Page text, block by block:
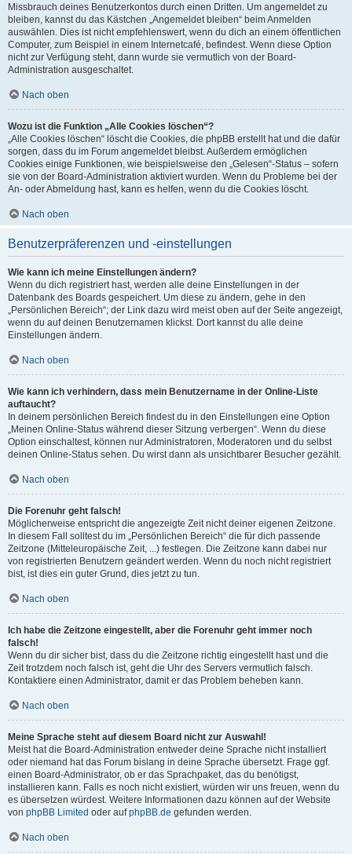
Missbrauch deines Benutzerkontos durch einen Dritten. Um angemeldet zu
bleiben, kannst du das Kästchen „Angemeldet bleiben“ beim Anmelden
auswählen. Dies ist nicht empfehlenswert, wenn du dich an einem öffentlichen
Computer, zum Beispiel in einem Internetcafé, befindest. Wenn diese Option
nicht zur Verfügung steht, dann wurde sie vermutlich von der Board-
Administration ausgeschaltet.
Nach oben
Wozu ist die Funktion „Alle Cookies löschen“?
„Alle Cookies löschen“ löscht die Cookies, die phpBB erstellt hat und die dafür
sorgen, dass du im Forum angemeldet bleibst. Außerdem ermöglichen
Cookies einige Funktionen, wie beispielsweise den „Gelesen“-Status – sofern
sie von der Board-Administration aktiviert wurden. Wenn du Probleme bei der
An- oder Abmeldung hast, kann es helfen, wenn du die Cookies löscht.
Nach oben
Benutzerpräferenzen und -einstellungen
Wie kann ich meine Einstellungen ändern?
Wenn du dich registriert hast, werden alle deine Einstellungen in der
Datenbank des Boards gespeichert. Um diese zu ändern, gehe in den
„Persönlichen Bereich“; der Link dazu wird meist oben auf der Seite angezeigt,
wenn du auf deinen Benutzernamen klickst. Dort kannst du alle deine
Einstellungen ändern.
Nach oben
Wie kann ich verhindern, dass mein Benutzername in der Online-Liste
auftaucht?
In deinem persönlichen Bereich findest du in den Einstellungen eine Option
„Meinen Online-Status während dieser Sitzung verbergen“. Wenn du diese
Option einschaltest, können nur Administratoren, Moderatoren und du selbst
deinen Online-Status sehen. Du wirst dann als unsichtbarer Besucher gezählt.
Nach oben
Die Forenuhr geht falsch!
Möglicherweise entspricht die angezeigte Zeit nicht deiner eigenen Zeitzone.
In diesem Fall solltest du im „Persönlichen Bereich“ die für dich passende
Zeitzone (Mitteleuropäische Zeit, ...) festlegen. Die Zeitzone kann dabei nur
von registrierten Benutzern geändert werden. Wenn du noch nicht registriert
bist, ist dies ein guter Grund, dies jetzt zu tun.
Nach oben
Ich habe die Zeitzone eingestellt, aber die Forenuhr geht immer noch
falsch!
Wenn du dir sicher bist, dass du die Zeitzone richtig eingestellt hast und die
Zeit trotzdem noch falsch ist, geht die Uhr des Servers vermutlich falsch.
Kontaktiere einen Administrator, damit er das Problem beheben kann.
Nach oben
Meine Sprache steht auf diesem Board nicht zur Auswahl!
Meist hat die Board-Administration entweder deine Sprache nicht installiert
oder niemand hat das Forum bislang in deine Sprache übersetzt. Frage ggf.
einen Board-Administrator, ob er das Sprachpaket, das du benötigst,
installieren kann. Falls es noch nicht existiert, würden wir uns freuen, wenn du
es übersetzen würdest. Weitere Informationen dazu können auf der Website
von phpBB Limited oder aufphpBB.de gefunden werden.
Nach oben